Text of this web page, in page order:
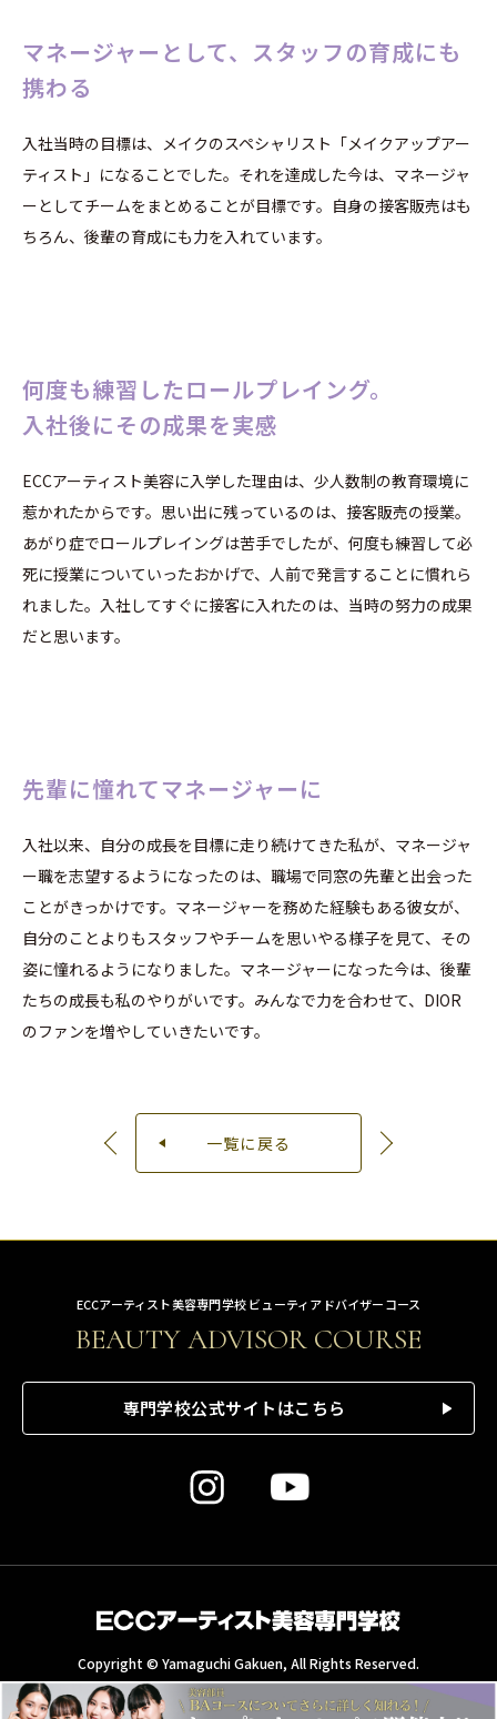
マネージャーとして、スタッフの育成にも
携わる
入社当時の目標は、メイクのスペシャリスト「メイクアップアー
ティスト」になることでした。それを達成した今は、マネージャ
ーとしてチームをまとめることが目標です。自身の接客販売はも
ちろん、後輩の育成にも力を入れています。
何度も練習したロールプレイング。
入社後にその成果を実感
ECCアーティスト美容に入学した理由は、少人数制の教育環境に
惹かれたからです。思い出に残っているのは、接客販売の授業。
あがり症でロールプレイングは苦手でしたが、何度も練習して必
死に授業についていったおかげで、人前で発言することに慣れら
れました。入社してすぐに接客に入れたのは、当時の努力の成果
だと思います。
先輩に憧れてマネージャーに
入社以来、自分の成長を目標に走り続けてきた私が、マネージャ
ー職を志望するようになったのは、職場で同窓の先輩と出会った
ことがきっかけです。マネージャーを務めた経験もある彼女が、
自分のことよりもスタッフやチームを思いやる様子を見て、その
姿に憧れるようになりました。マネージャーになった今は、後輩
たちの成長も私のやりがいです。みんなで力を合わせて、DIOR
のファンを増やしていきたいです。
一覧に戻る
ECCアーティスト美容専門学校 ビューティアドバイザーコース
BEAUTY ADVISOR COURSE
専門学校公式サイトはこちら
Copyright © Yamaguchi Gakuen, All Rights Reserved.